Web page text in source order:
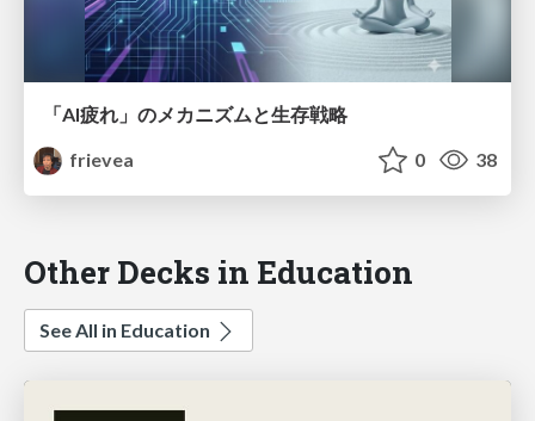
「AI疲れ」のメカニズムと生存戦略
frievea
0 38
Other Decks in Education
See All in Education